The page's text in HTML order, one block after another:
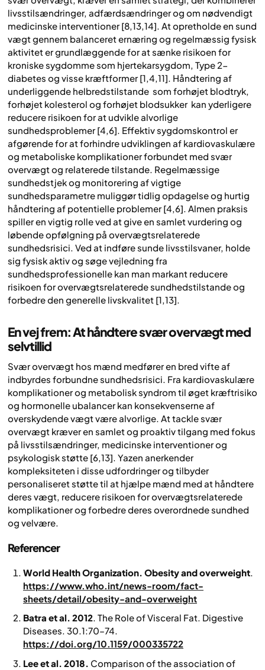
livsstilsændringer, adfærdsændringer og om nødvendigt
medicinske interventioner [8,13,14]. At opretholde en sund
vægt gennem balanceret ernæring og regelmæssig fysisk
aktivitet er grundlæggende for at sænke risikoen for
kroniske sygdomme som hjertekarsygdom, Type 2-
diabetes og visse kræftformer [1,4,11]. Håndtering af
underliggende helbredstilstande som forhøjet blodtryk,
forhøjet kolesterol og forhøjet blodsukker kan yderligere
reducere risikoen for at udvikle alvorlige
sundhedsproblemer [4,6]. Effektiv sygdomskontrol er
afgørende for at forhindre udviklingen af kardiovaskulære
og metaboliske komplikationer forbundet med svær
overvægt og relaterede tilstande. Regelmæssige
sundhedstjek og monitorering af vigtige
sundhedsparametre muliggør tidlig opdagelse og hurtig
håndtering af potentielle problemer [4,6]. Almen praksis
spiller en vigtig rolle ved at give en samlet vurdering og
løbende opfølgning på overvægtsrelaterede
sundhedsrisici. Ved at indføre sunde livsstilsvaner, holde
sig fysisk aktiv og søge vejledning fra
sundhedsprofessionelle kan man markant reducere
risikoen for overvægtsrelaterede sundhedstilstande og
forbedre den generelle livskvalitet [1,13].
En vej frem: At håndtere svær overvægt med
selvtillid
Svær overvægt hos mænd medfører en bred vifte af
indbyrdes forbundne sundhedsrisici. Fra kardiovaskulære
komplikationer og metabolisk syndrom til øget kræftrisiko
og hormonelle ubalancer kan konsekvenserne af
overskydende vægt være alvorlige. At tackle svær
overvægt kræver en samlet og proaktiv tilgang med fokus
på livsstilsændringer, medicinske interventioner og
psykologisk støtte [6,13]. Yazen anerkender
kompleksiteten i disse udfordringer og tilbyder
personaliseret støtte til at hjælpe mænd med at håndtere
deres vægt, reducere risikoen for overvægtsrelaterede
komplikationer og forbedre deres overordnede sundhed
og velvære.
Referencer
World Health Organization. Obesity and overweight.
https://www.who.int/news-room/fact-
sheets/detail/obesity-and-overweight
Batra et al. 2012. The Role of Visceral Fat. Digestive
Diseases. 30.1:70–74.
https://doi.org/10.1159/000335722
Lee et al. 2018. Comparison of the association of